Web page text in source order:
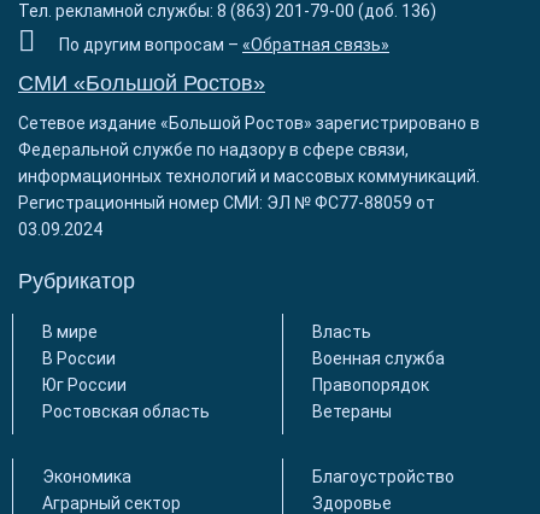
Тел. рекламной службы: 8 (863) 201-79-00 (доб. 136)
По другим вопросам – «Обратная связь»
СМИ «Большой Ростов»
Сетевое издание «Большой Ростов» зарегистрировано в
Федеральной службе по надзору в сфере связи,
информационных технологий и массовых коммуникаций.
Регистрационный номер СМИ: ЭЛ № ФС77-88059 от
03.09.2024
Рубрикатор
В мире
В России
Юг России
Ростовская область
Власть
Военная служба
Правопорядок
Ветераны
Экономика
Аграрный сектор
Благоустройство
Здоровье